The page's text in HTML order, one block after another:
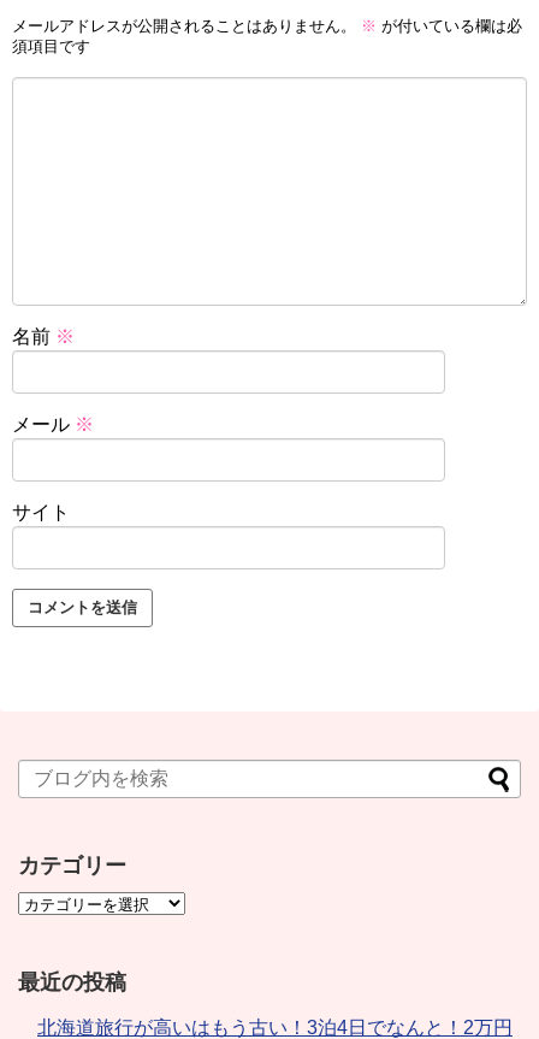
メールアドレスが公開されることはありません。 ※ が付いている欄は必
須項目です
名前 ※
メール ※
サイト
カテゴリー
最近の投稿
北海道旅行が高いはもう古い！3泊4日でなんと！2万円